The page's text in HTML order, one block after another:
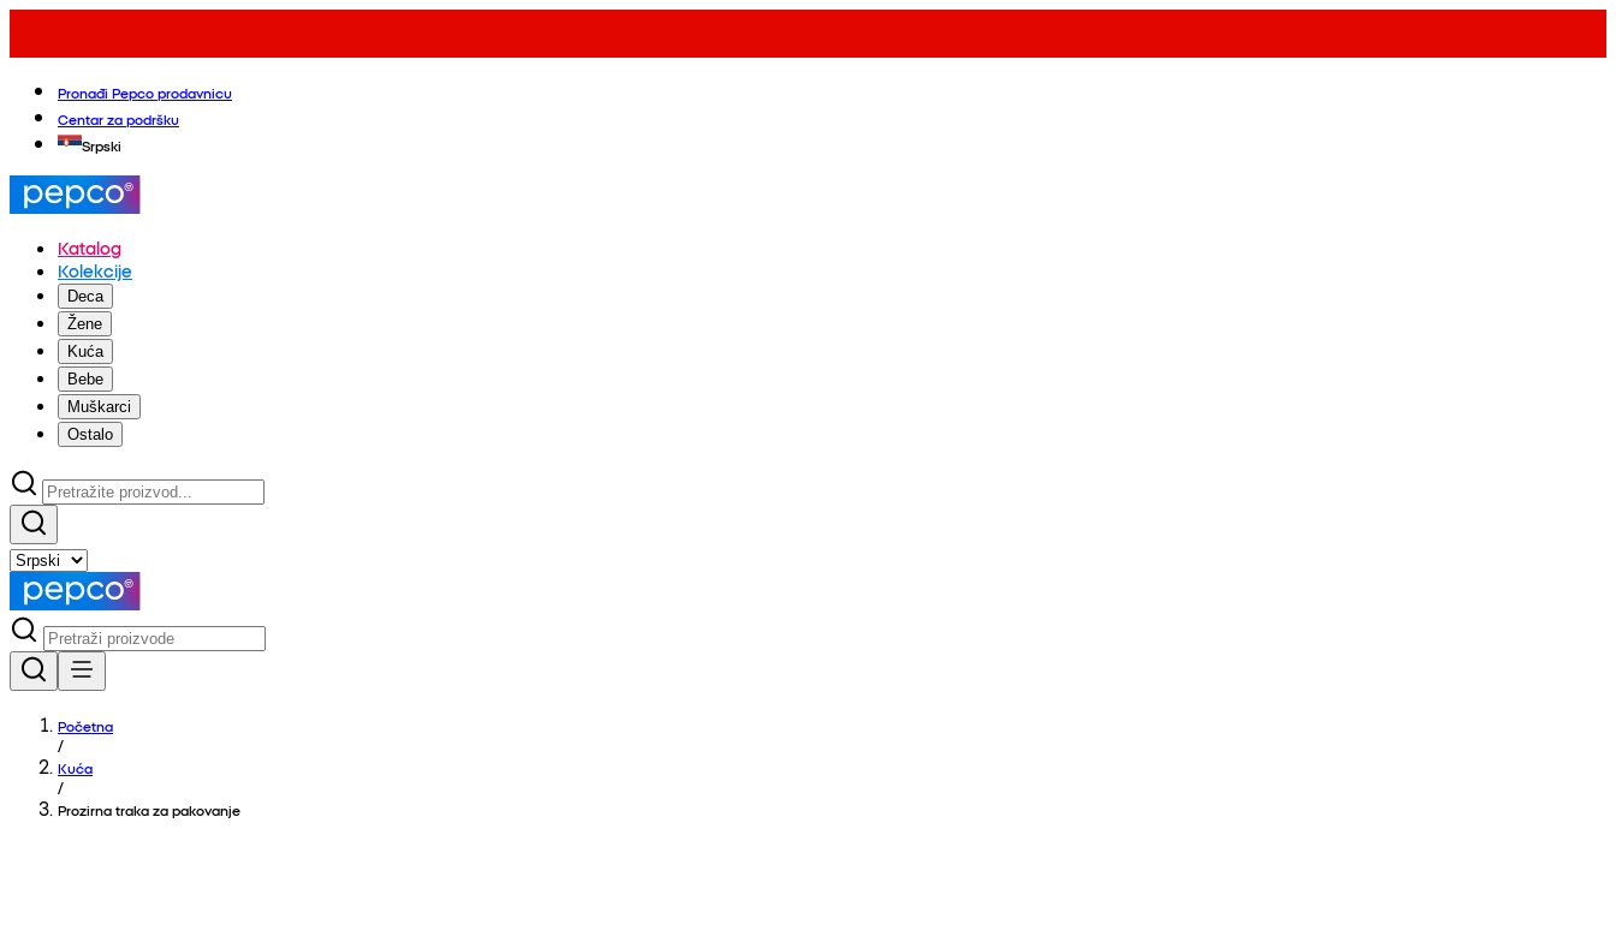
Pronađi Pepco prodavnicu
Centar za podršku
Srpski
Katalog
Kolekcije
Deca
Žene
Kuća
Bebe
Muškarci
Ostalo
Početna
/
Kuća
/
Prozirna traka za pakovanje